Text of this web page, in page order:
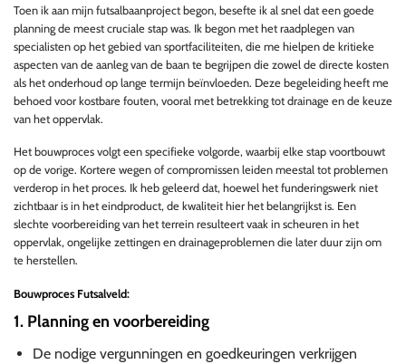
Toen ik aan mijn futsalbaanproject begon, besefte ik al snel dat een goede
planning de meest cruciale stap was. Ik begon met het raadplegen van
specialisten op het gebied van sportfaciliteiten, die me hielpen de kritieke
aspecten van de aanleg van de baan te begrijpen die zowel de directe kosten
als het onderhoud op lange termijn beïnvloeden. Deze begeleiding heeft me
behoed voor kostbare fouten, vooral met betrekking tot drainage en de keuze
van het oppervlak.
Het bouwproces volgt een specifieke volgorde, waarbij elke stap voortbouwt
op de vorige. Kortere wegen of compromissen leiden meestal tot problemen
verderop in het proces. Ik heb geleerd dat, hoewel het funderingswerk niet
zichtbaar is in het eindproduct, de kwaliteit hier het belangrijkst is. Een
slechte voorbereiding van het terrein resulteert vaak in scheuren in het
oppervlak, ongelijke zettingen en drainageproblemen die later duur zijn om
te herstellen.
Bouwproces Futsalveld:
1. Planning en voorbereiding
De nodige vergunningen en goedkeuringen verkrijgen